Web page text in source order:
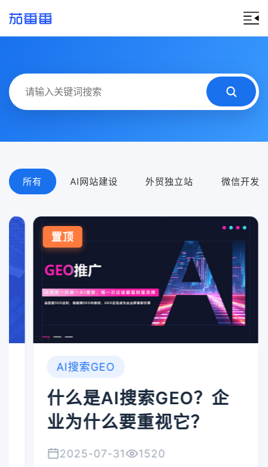
所有 AI网站建设 外贸独立站 微信开发
置顶
AI搜索GEO
什么是AI搜索GEO？企
业为什么要重视它？
2025-07-31 1520